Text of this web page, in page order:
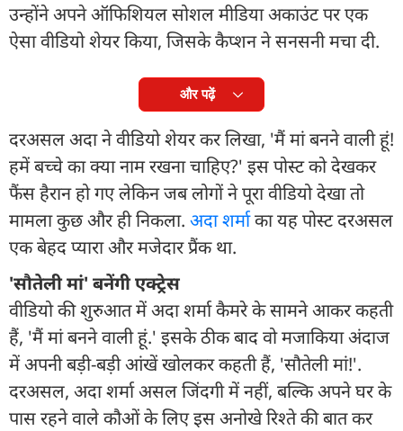
उन्होंने अपने ऑफिशियल सोशल मीडिया अकाउंट पर एक
ऐसा वीडियो शेयर किया, जिसके कैप्शन ने सनसनी मचा दी.
और पढ़ें
दरअसल अदा ने वीडियो शेयर कर लिखा, 'मैं मां बनने वाली हूं!
हमें बच्चे का क्या नाम रखना चाहिए?' इस पोस्ट को देखकर
फैंस हैरान हो गए लेकिन जब लोगों ने पूरा वीडियो देखा तो
मामला कुछ और ही निकला. अदा शर्माका यह पोस्ट दरअसल
एक बेहद प्यारा और मजेदार प्रैंक था.
'सौतेली मां' बनेंगी एक्ट्रेस
वीडियो की शुरुआत में अदा शर्मा कैमरे के सामने आकर कहती
हैं, 'मैं मां बनने वाली हूं.' इसके ठीक बाद वो मजाकिया अंदाज
में अपनी बड़ी-बड़ी आंखें खोलकर कहती हैं, 'सौतेली मां!'.
दरअसल, अदा शर्मा असल जिंदगी में नहीं, बल्कि अपने घर के
पास रहने वाले कौओं के लिए इस अनोखे रिश्ते की बात कर